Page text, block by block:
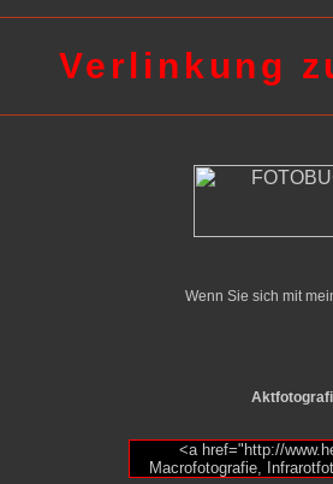
Verlinkung
Wenn Sie sich mit
<a href="http://
Macrofotografie,